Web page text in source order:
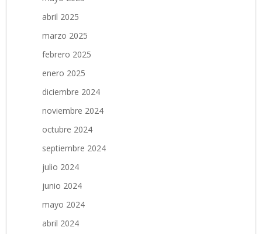
abril 2025
marzo 2025
febrero 2025
enero 2025
diciembre 2024
noviembre 2024
octubre 2024
septiembre 2024
julio 2024
junio 2024
mayo 2024
abril 2024